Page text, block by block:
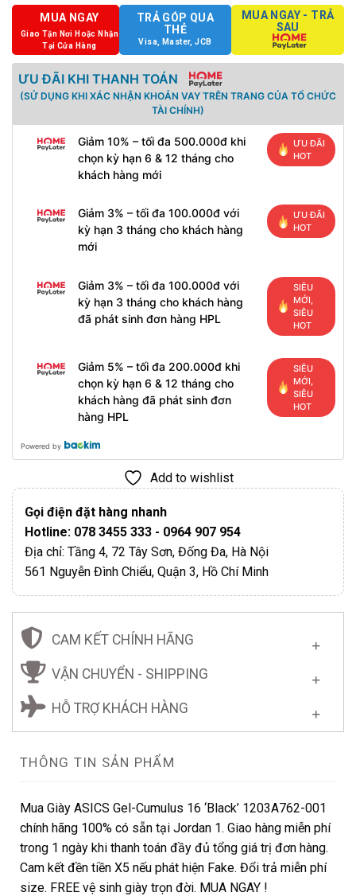
MUA NGAY
Giao Tận Nơi Hoặc Nhận
Tại Cửa Hàng
TRẢ GÓP QUA
THẺ
Visa, Master, JCB
MUA NGAY - TRẢ
SAU
ƯU ĐÃI KHI THANH TOÁN
(SỬ DỤNG KHI XÁC NHẬN KHOẢN VAY TRÊN TRANG CỦA TỔ CHỨC
TÀI CHÍNH)
Giảm 10% – tối đa 500.000đ khi
chọn kỳ hạn 6 & 12 tháng cho
khách hàng mới
ƯU ĐÃI
HOT
Giảm 3% – tối đa 100.000đ với
kỳ hạn 3 tháng cho khách hàng
mới
ƯU ĐÃI
HOT
Giảm 3% – tối đa 100.000đ với
kỳ hạn 3 tháng cho khách hàng
đã phát sinh đơn hàng HPL
SIÊU
MỚI,
SIÊU
HOT
Giảm 5% – tối đa 200.000đ khi
chọn kỳ hạn 6 & 12 tháng cho
khách hàng đã phát sinh đơn
hàng HPL
SIÊU
MỚI,
SIÊU
HOT
Powered by
Add to wishlist
Gọi điện đặt hàng nhanh
Hotline: 078 3455 333 - 0964 907 954
Địa chỉ: Tầng 4, 72 Tây Sơn, Đống Đa, Hà Nội
561 Nguyễn Đình Chiểu, Quận 3, Hồ Chí Minh
CAM KẾT CHÍNH HÃNG
VẬN CHUYỂN - SHIPPING
HỖ TRỢ KHÁCH HÀNG
THÔNG TIN SẢN PHẨM
Mua Giày ASICS Gel-Cumulus 16 ‘Black’ 1203A762-001
chính hãng 100% có sẵn tại Jordan 1. Giao hàng miễn phí
trong 1 ngày khi thanh toán đầy đủ tổng giá trị đơn hàng.
Cam kết đền tiền X5 nếu phát hiện Fake. Đổi trả miễn phí
size. FREE vệ sinh giày trọn đời. MUA NGAY !